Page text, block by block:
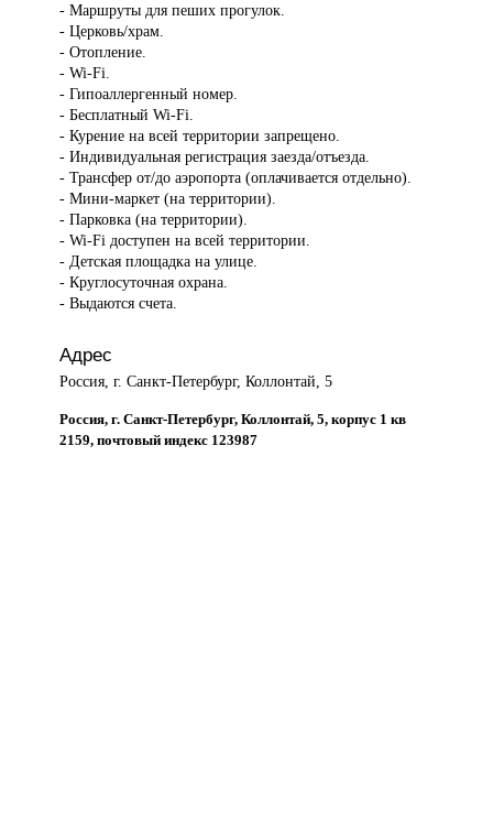
- Маршруты для пеших прогулок.
- Церковь/храм.
- Отопление.
- Wi-Fi.
- Гипоаллергенный номер.
- Бесплатный Wi-Fi.
- Курение на всей территории запрещено.
- Индивидуальная регистрация заезда/отъезда.
- Трансфер от/до аэропорта (оплачивается отдельно).
- Мини-маркет (на территории).
- Парковка (на территории).
- Wi-Fi доступен на всей территории.
- Детская площадка на улице.
- Круглосуточная охрана.
- Выдаются счета.
Адрес
Россия, г. Санкт-Петербург, Коллонтай, 5
Россия, г. Санкт-Петербург, Коллонтай, 5, корпус 1 кв
2159, почтовый индекс 123987